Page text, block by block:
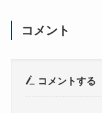
コメント
コメントする